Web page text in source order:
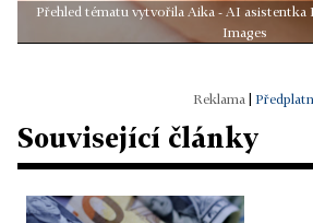
Přehled tématu vytvořila Aika - AI asistentka
Images
Související články